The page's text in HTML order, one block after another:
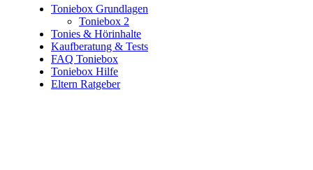
Toniebox Grundlagen
Toniebox 2
Tonies & Hörinhalte
Kaufberatung & Tests
FAQ Toniebox
Toniebox Hilfe
Eltern Ratgeber